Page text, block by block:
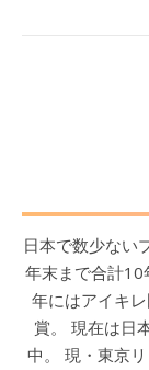
日本で数少ない
年末まで合計
年にはアイキ
賞。 現在は日
中。 現・東京